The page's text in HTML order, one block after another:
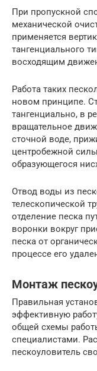
При пропускной
механической
применяется
тангенциального
восходящим
Работа таких
новом принципе.
тангенциально, в
вращательное
сточной воде,
центробежной
образующегося
Отвод воды из
телескопической
отделение песка
воронки вокруг
песка от
процессе его
Монтаж
Правильная
эффективную
общей схемы
специалистами.
пескоуловитель